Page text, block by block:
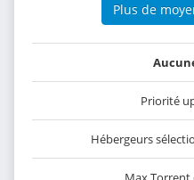
Plus de
Priorité
Hébergeurs